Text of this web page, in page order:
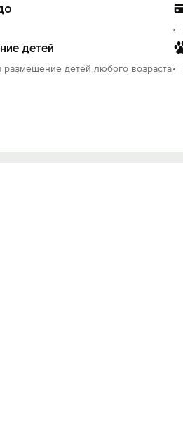
детей
размещение детей любого возраста